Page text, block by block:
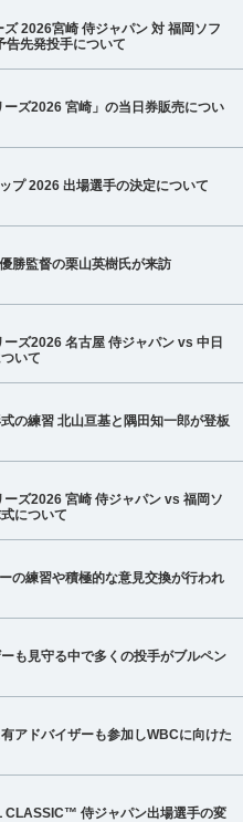
2026宮崎 侍ジャパン 対 福岡ソフ
告先発投手について
ーズ2026 宮崎」の当日券販売につい
プ 2026 出場選手の決定について
勝監督の栗山英樹氏が来訪
ーズ2026 名古屋 侍ジャパン vs 中日
いて
の練習 北山亘基と隅田知一郎が登板
ーズ2026 宮崎 侍ジャパン vs 福岡ソ
について
の練習や積極的な意見交換が行われ
も見守る中で多くの投手がブルペン
アドバイザーも参加しWBCに向けた
侍ジャパン出場選手の変